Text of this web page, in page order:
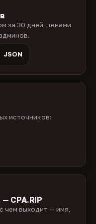
за 30 дней, ценами
JSON
источников:
CPA.RIP
чем выходит — имя,